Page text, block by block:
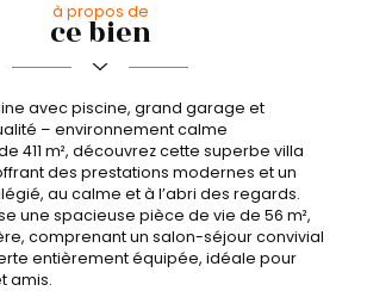
à propos de
ce bien
avec piscine, grand garage et
– environnement calme
411 m², découvrez cette superbe villa
des prestations modernes et un
au calme et à l’abri des regards.
une spacieuse pièce de vie de 56 m²,
comprenant un salon-séjour convivial
entièrement équipée, idéale pour
amis.